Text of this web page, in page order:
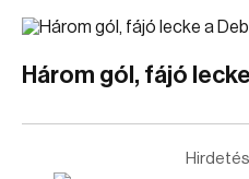
Három gól, fájó
Hirdetés